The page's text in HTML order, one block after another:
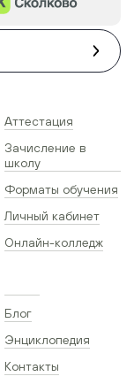
Аттестация
Зачисление в
школу
Форматы обучения
Личный кабинет
Онлайн-колледж
Блог
Энциклопедия
Контакты